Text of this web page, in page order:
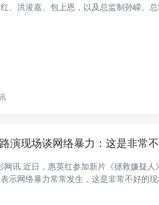
、洪浚嘉、包上恩，以及总监制孙嵘、
演现场谈网络暴力：这是非常
网讯 近日，惠英红参加新片《拯救嫌疑
示网络暴力常常发生，这是非常不好的